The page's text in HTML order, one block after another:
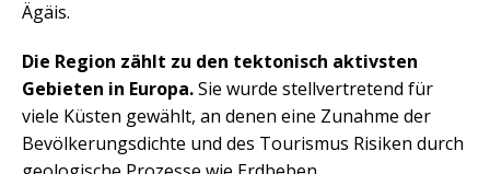
Ägäis.
Die Region zählt zu den tektonisch aktivsten
Gebieten in Europa.Sie wurde stellvertretend für
viele Küsten gewählt, an denen eine Zunahme der
Bevölkerungsdichte und des Tourismus Risiken durch